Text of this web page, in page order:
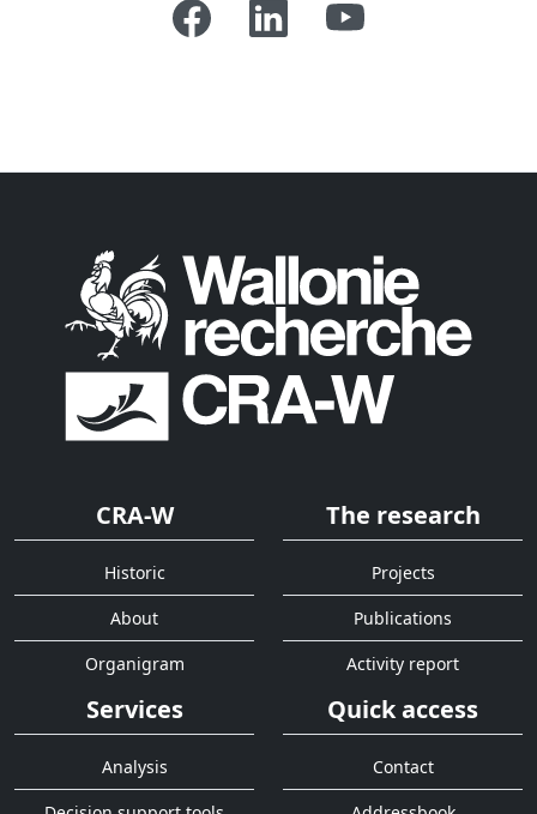
CRA-W
Historic
About
Organigram
The research
Projects
Publications
Activity report
Services
Analysis
Quick access
Contact